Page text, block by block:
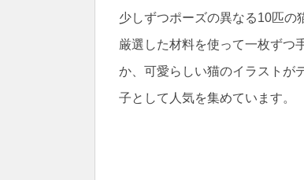
少しずつポーズの異なる10匹の
厳選した材料を使って一枚ずつ
か、可愛らしい猫のイラストが
子として人気を集めています。